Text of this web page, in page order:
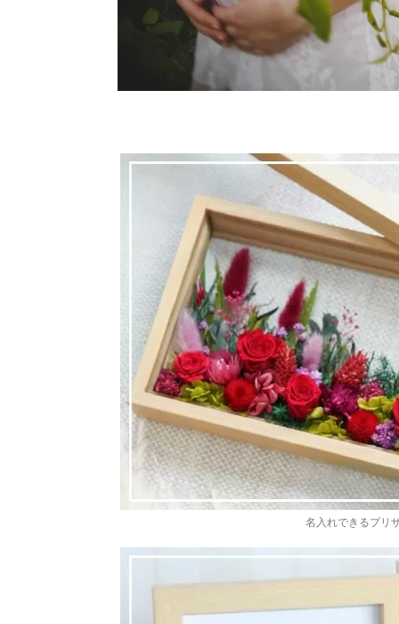
名入れできるプリ